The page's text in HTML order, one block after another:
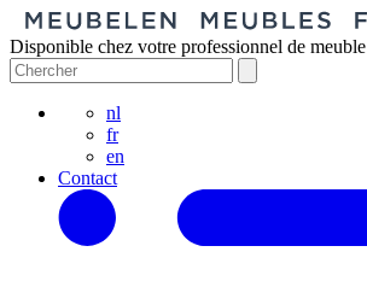
Disponible chez votre professionnel de meuble
nl
fr
en
Contact